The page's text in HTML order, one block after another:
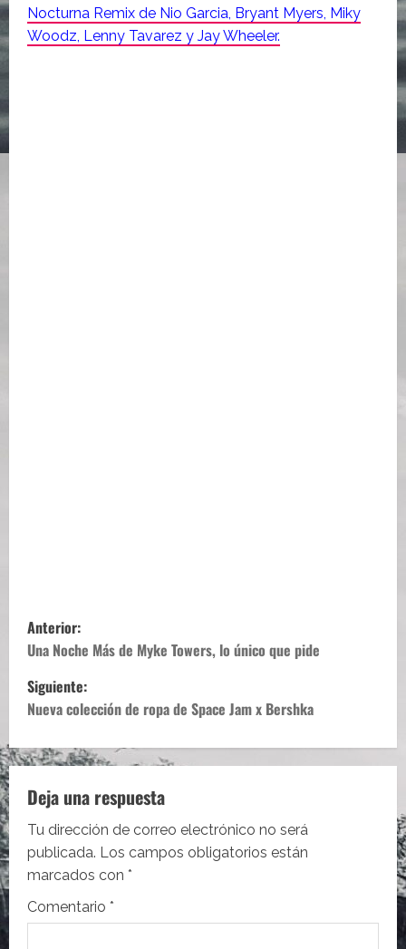
Nocturna Remix de Nio Garcia, Bryant Myers, Miky
Woodz, Lenny Tavarez y Jay Wheeler.
N
a
v
g
a
c
i
ó
Anterior:
Una Noche Más de Myke Towers, lo único que pide
Siguiente:
Nueva colección de ropa de Space Jam x Bershka
Deja una respuesta
Tu dirección de correo electrónico no será
publicada. Los campos obligatorios están
marcados con *
Comentario *